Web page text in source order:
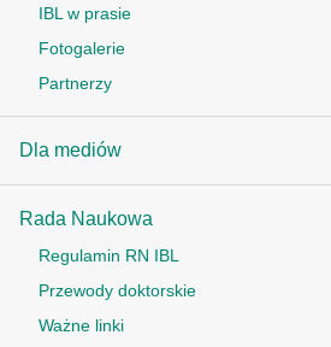
IBL w prasie
Fotogalerie
Partnerzy
Dla mediów
Rada Naukowa
Regulamin RN IBL
Przewody doktorskie
Ważne linki